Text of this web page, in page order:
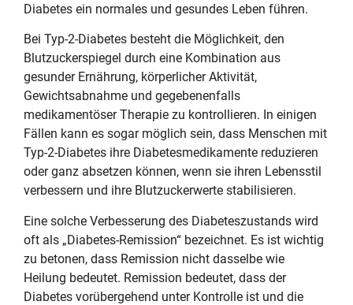
Diabetes ein normales und gesundes Leben führen.
Bei Typ-2-Diabetes besteht die Möglichkeit, den
Blutzuckerspiegel durch eine Kombination aus
gesunder Ernährung, körperlicher Aktivität,
Gewichtsabnahme und gegebenenfalls
medikamentöser Therapie zu kontrollieren. In einigen
Fällen kann es sogar möglich sein, dass Menschen mit
Typ-2-Diabetes ihre Diabetesmedikamente reduzieren
oder ganz absetzen können, wenn sie ihren Lebensstil
verbessern und ihre Blutzuckerwerte stabilisieren.
Eine solche Verbesserung des Diabeteszustands wird
oft als „Diabetes-Remission“ bezeichnet. Es ist wichtig
zu betonen, dass Remission nicht dasselbe wie
Heilung bedeutet. Remission bedeutet, dass der
Diabetes vorübergehend unter Kontrolle ist und die